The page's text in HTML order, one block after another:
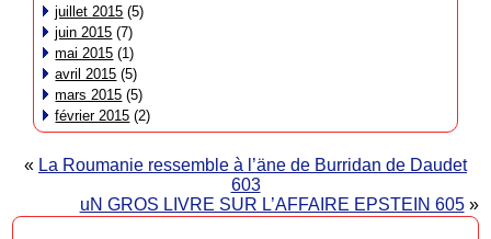
juillet 2015 (5)
juin 2015 (7)
mai 2015 (1)
avril 2015 (5)
mars 2015 (5)
février 2015 (2)
« La Roumanie ressemble à l’äne de Burridan de Daudet
603
uN GROS LIVRE SUR L’AFFAIRE EPSTEIN 605»